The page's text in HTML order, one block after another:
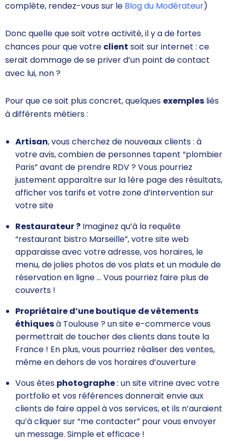
complète, rendez-vous sur le Blog du Modérateur)
Donc quelle que soit votre activité, il y a de fortes
chances pour que votre client soit sur internet : ce
serait dommage de se priver d’un point de contact
avec lui, non ?
Pour que ce soit plus concret, quelques exemples liés
à différents métiers :
Artisan, vous cherchez de nouveaux clients : à
votre avis, combien de personnes tapent “plombier
Paris” avant de prendre RDV ? Vous pourriez
justement apparaître sur la 1ère page des résultats,
afficher vos tarifs et votre zone d’intervention sur
votre site
Restaurateur ? Imaginez qu’à la requête
“restaurant bistro Marseille”, votre site web
apparaisse avec votre adresse, vos horaires, le
menu, de jolies photos de vos plats et un module de
réservation en ligne … Vous pourriez faire plus de
couverts !
Propriétaire d’uneboutique de vêtements
éthiquesà Toulouse ? un site e-commerce vous
permettrait de toucher des clients dans toute la
France ! En plus, vous pourriez réaliser des ventes,
même en dehors de vos horaires d’ouverture
Vous êtes photographe: un site vitrine avec votre
portfolio et vos références donnerait envie aux
clients de faire appel à vos services, et ils n’auraient
qu’à cliquer sur “me contacter” pour vous envoyer
un message. Simple et efficace !